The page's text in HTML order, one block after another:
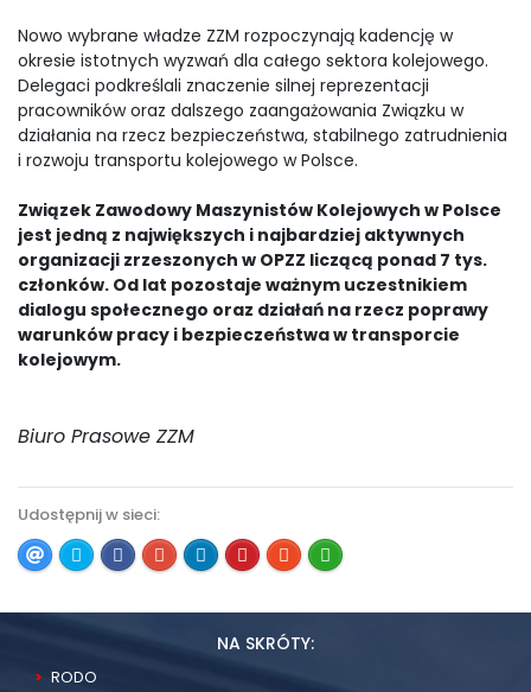
Nowo wybrane władze ZZM rozpoczynają kadencję w
okresie istotnych wyzwań dla całego sektora kolejowego.
Delegaci podkreślali znaczenie silnej reprezentacji
pracowników oraz dalszego zaangażowania Związku w
działania na rzecz bezpieczeństwa, stabilnego zatrudnienia
i rozwoju transportu kolejowego w Polsce.
Związek Zawodowy Maszynistów Kolejowych w Polsce
jest jedną z największych i najbardziej aktywnych
organizacji zrzeszonych w OPZZ liczącą ponad 7 tys.
członków. Od lat pozostaje ważnym uczestnikiem
dialogu społecznego oraz działań na rzecz poprawy
warunków pracy i bezpieczeństwa w transporcie
kolejowym.
Biuro Prasowe ZZM
Udostępnij w sieci:
NA SKRÓTY:
RODO